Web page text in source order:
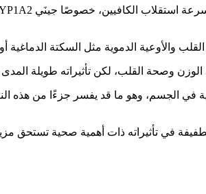
والأوعية الدموية مثل السكتة
وصحة القلب، لكن تأثيراته طويلة
الجسم، وهو ما قد يفسر جزءًا من هذه
في تأثيراته ذات أهمية صحية تستحق